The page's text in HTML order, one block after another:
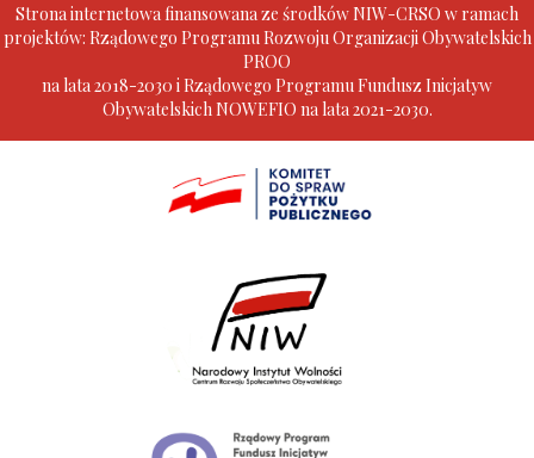
Strona internetowa finansowana ze środków NIW-CRSO w ramach
projektów: Rządowego Programu Rozwoju Organizacji Obywatelskich
PROO
na lata 2018-2030 i Rządowego Programu Fundusz Inicjatyw
Obywatelskich NOWEFIO na lata 2021-2030.